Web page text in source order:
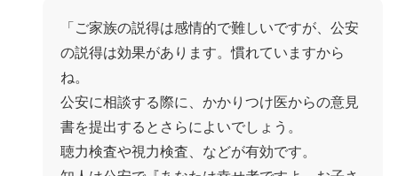
「ご家族の説得は感情的で難しいですが、公安
の説得は効果があります。慣れていますから
ね。
公安に相談する際に、かかりつけ医からの意見
書を提出するとさらによいでしょう。
聴力検査や視力検査、などが有効です。